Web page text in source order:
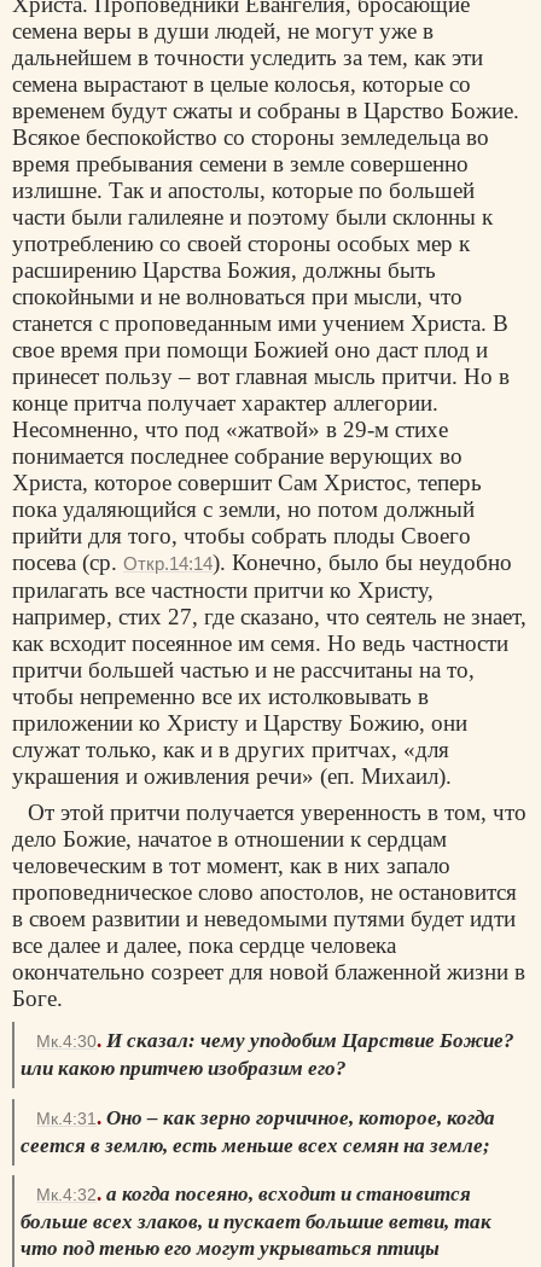
семена веры в души людей, не могут уже в
дальнейшем в точности уследить за тем, как эти
семена вырастают в целые колосья, которые со
временем будут сжаты и собраны в Царство Божие.
Всякое беспокойство со стороны земледельца во
время пребывания семени в земле совершенно
излишне. Так и апостолы, которые по большей
части были галилеяне и поэтому были склонны к
употреблению со своей стороны особых мер к
расширению Царства Божия, должны быть
спокойными и не волноваться при мысли, что
станется с проповеданным ими учением Христа. В
свое время при помощи Божией оно даст плод и
принесет пользу – вот главная мысль притчи. Но в
конце притча получает характер аллегории.
Несомненно, что под «жатвой» в 29-м стихе
понимается последнее собрание верующих во
Христа, которое совершит Сам Христос, теперь
пока удаляющийся с земли, но потом должный
прийти для того, чтобы собрать плоды Своего
посева (ср. Откр.14:14). Конечно, было бы неудобно
прилагать все частности притчи ко Христу,
например, стих 27, где сказано, что сеятель не знает,
как всходит посеянное им семя. Но ведь частности
притчи большей частью и не рассчитаны на то,
чтобы непременно все их истолковывать в
приложении ко Христу и Царству Божию, они
служат только, как и в других притчах, «для
украшения и оживления речи» (еп. Михаил).
От этой притчи получается уверенность в том, что
дело Божие, начатое в отношении к сердцам
человеческим в тот момент, как в них запало
проповедническое слово апостолов, не остановится
в своем развитии и неведомыми путями будет идти
все далее и далее, пока сердце человека
окончательно созреет для новой блаженной жизни в
Боге.
Мк.4:30. И сказал: чему уподобим Царствие Божие?
или какою притчею изобразим его?
Мк.4:31. Оно – как зерно горчичное, которое, когда
сеется в землю, есть меньше всех семян на земле;
Мк.4:32. а когда посеяно, всходит и становится
больше всех злаков, и пускает большие ветви, так
что под тенью его могут укрываться птицы